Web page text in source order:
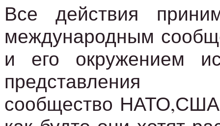
Все действия
международным
и его окружением
представления
сообщество НАТО,США